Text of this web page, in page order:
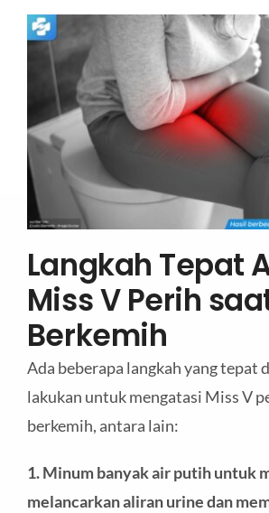
Langkah Tepat
Miss V Perih
Berkemih
Ada beberapa langkah yang tepat
lakukan untuk mengatasi Miss V
berkemih, antara lain:
1. Minum banyak air putih untuk
melancarkan aliran urine dan